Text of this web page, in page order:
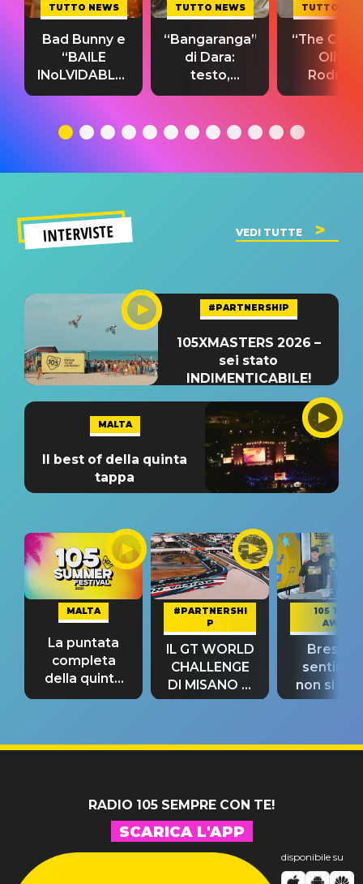
TUTTO NEWS
Bad Bunny e
“BAILE
INoLVIDABLE”:
testo,
significato
TUTTO NEWS
“Bangaranga”
di Dara:
testo,
traduzione e
del singolo
TUTTO
“The
Olivia
testo,
INTERVISTE VEDI TUTTE
#PARTNERSHIP
105XMASTERS 2026 –
sei stato
INDIMENTICABILE!
MALTA
Il best of della quinta
tappa
MALTA
La puntata
completa
della quinta
tappa
#PARTNERSHI
P
IL GT WORLD
CHALLENGE
DI MISANO si
riconferma
105 TAKE
AWAY
Bresh:
non si
fino alla
RADIO 105 SEMPRE CON TE!
SCARICA L'APP
disponibile su